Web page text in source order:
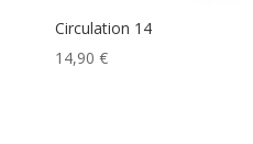
Circulation 14
14,90 €